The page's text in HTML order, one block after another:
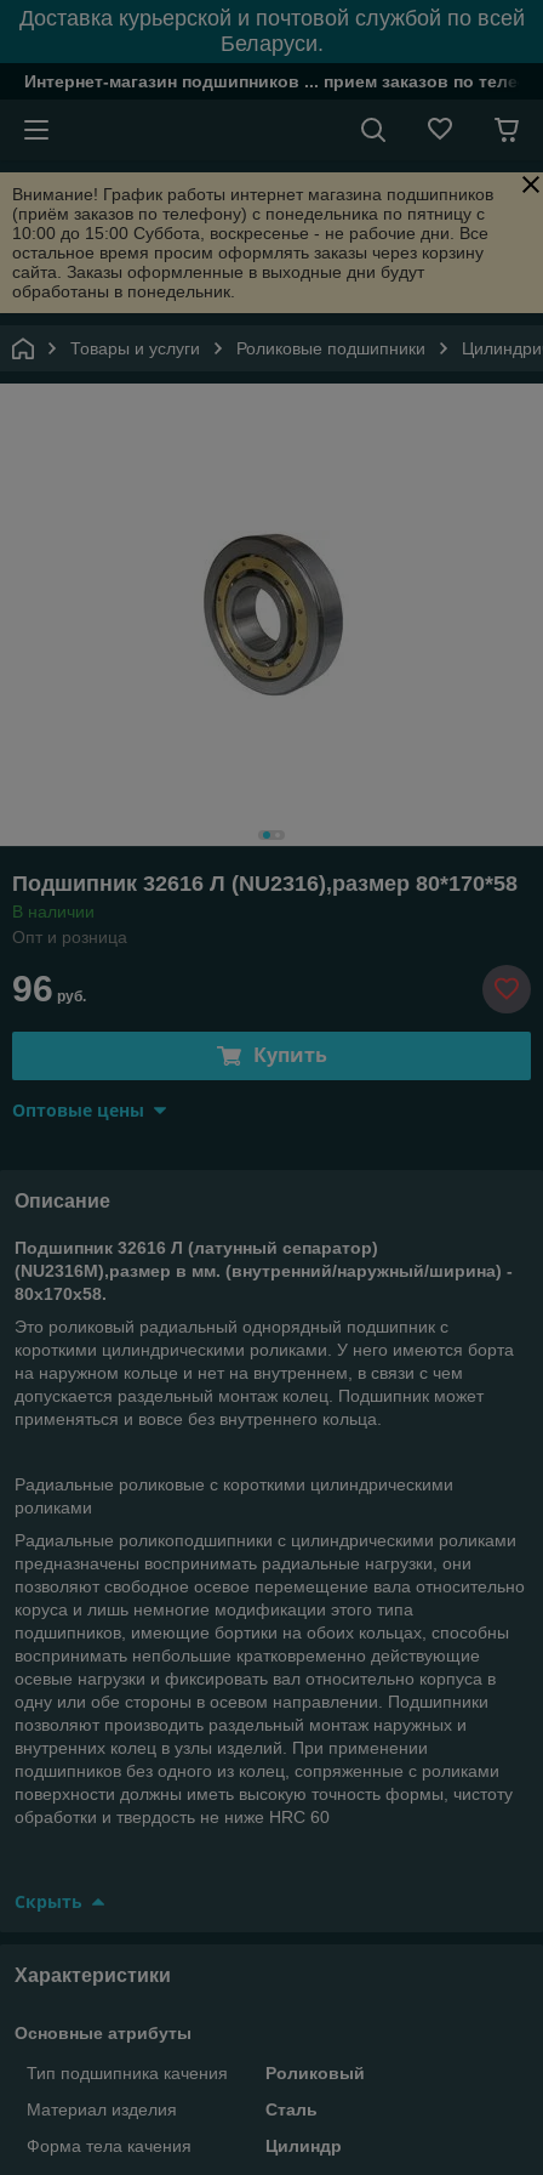
Доставка курьерской и почтовой службой по всей
Беларуси.
Интернет-магазин подшипников ... прием заказов по
Внимание! График работы интернет магазина подшипников
(приём заказов по телефону) с понедельника по пятницу с
10:00 до 15:00 Суббота, воскресенье - не рабочие дни. Все
остальное время просим оформлять заказы через корзину
сайта. Заказы оформленные в выходные дни будут
обработаны в понедельник.
Товары и услуги Роликовые подшипники
Подшипник 32616 Л (NU2316),размер 80*170*58
В наличии
Опт и розница
96 руб.
Купить
Оптовые цены
Описание
Подшипник 32616 Л (латунный сепаратор)
(NU2316M),размер в мм. (внутренний/наружный/ширина) -
80х170х58.
Это роликовый радиальный однорядный подшипник с
короткими цилиндрическими роликами. У него имеются борта
на наружном кольце и нет на внутреннем, в связи с чем
допускается раздельный монтаж колец. Подшипник может
применяться и вовсе без внутреннего кольца.
Радиальные роликовые с короткими цилиндрическими
роликами
Радиальные роликоподшипники с цилиндрическими роликами
предназначены воспринимать радиальные нагрузки, они
позволяют свободное осевое перемещение вала относительно
коруса и лишь немногие модификации этого типа
подшипников, имеющие бортики на обоих кольцах, способны
воспринимать непбольшие кратковременно действующие
осевые нагрузки и фиксировать вал относительно корпуса в
одну или обе стороны в осевом направлении. Подшипники
позволяют производить раздельный монтаж наружных и
внутренних колец в узлы изделий. При применении
подшипников без одного из колец, сопряженные с роликами
поверхности должны иметь высокую точность формы, чистоту
обработки и твердость не ниже HRC 60
Скрыть
Характеристики
Основные атрибуты
Тип подшипника качения
Роликовый
Материал изделия
Сталь
Форма тела качения
Цилиндр